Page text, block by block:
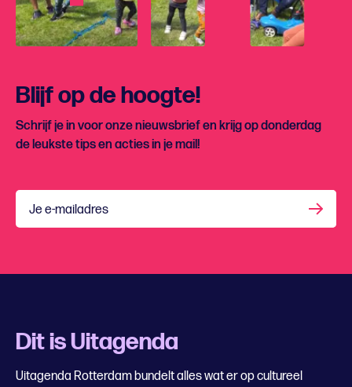
Blijf op de hoogte!
Schrijf je in voor onze nieuwsbrief en krijg op donderdag
de leukste tips en acties in je mail!
Je e-mailadres
Dit is Uitagenda
Uitagenda Rotterdam bundelt alles wat er op cultureel